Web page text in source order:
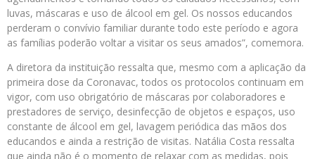
luvas, máscaras e uso de álcool em gel. Os nossos educandos
perderam o convívio familiar durante todo este período e agora
as famílias poderão voltar a visitar os seus amados”, comemora.
A diretora da instituição ressalta que, mesmo com a aplicação da
primeira dose da Coronavac, todos os protocolos continuam em
vigor, com uso obrigatório de máscaras por colaboradores e
prestadores de serviço, desinfecção de objetos e espaços, uso
constante de álcool em gel, lavagem periódica das mãos dos
educandos e ainda a restrição de visitas. Natália Costa ressalta
que ainda não é o momento de relaxar com as medidas, pois